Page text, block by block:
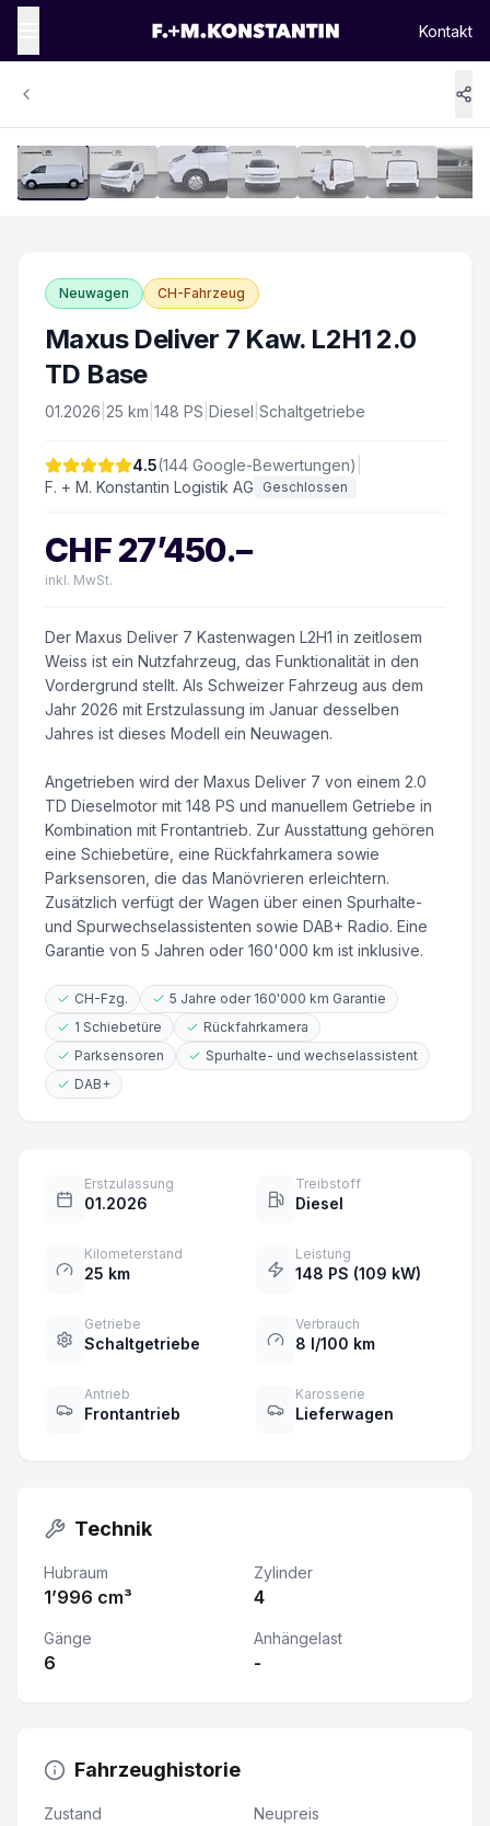
Kontakt
Neuwagen CH-Fahrzeug
Maxus Deliver 7 Kaw. L2H1 2.0
TD Base
01.2026 25 km 148 PS Diesel Schaltgetriebe
4.5(144 Google-Bewertungen)
F. + M. Konstantin Logistik AG
Geschlossen
CHF27’450.–
inkl. MwSt.
Der Maxus Deliver 7 Kastenwagen L2H1 in zeitlosem
Weiss ist ein Nutzfahrzeug, das Funktionalität in den
Vordergrund stellt. Als Schweizer Fahrzeug aus dem
Jahr 2026 mit Erstzulassung im Januar desselben
Jahres ist dieses Modell ein Neuwagen.
Angetrieben wird der Maxus Deliver 7 von einem 2.0
TD Dieselmotor mit 148 PS und manuellem Getriebe in
Kombination mit Frontantrieb. Zur Ausstattung gehören
eine Schiebetüre, eine Rückfahrkamera sowie
Parksensoren, die das Manövrieren erleichtern.
Zusätzlich verfügt der Wagen über einen Spurhalte-
und Spurwechselassistenten sowie DAB+ Radio. Eine
Garantie von 5 Jahren oder 160'000 km ist inklusive.
CH-Fzg.
5 Jahre oder 160'000 km Garantie
1 Schiebetüre
Rückfahrkamera
Parksensoren
Spurhalte- und wechselassistent
DAB+
Erstzulassung
01.2026
Treibstoff
Diesel
Kilometerstand
25 km
Leistung
148 PS (109 kW)
Getriebe
Schaltgetriebe
Verbrauch
8 l/100 km
Antrieb
Frontantrieb
Karosserie
Lieferwagen
Technik
Hubraum
1’996 cm³
Zylinder
4
Gänge
6
Anhängelast
-
Fahrzeughistorie
Zustand Neupreis